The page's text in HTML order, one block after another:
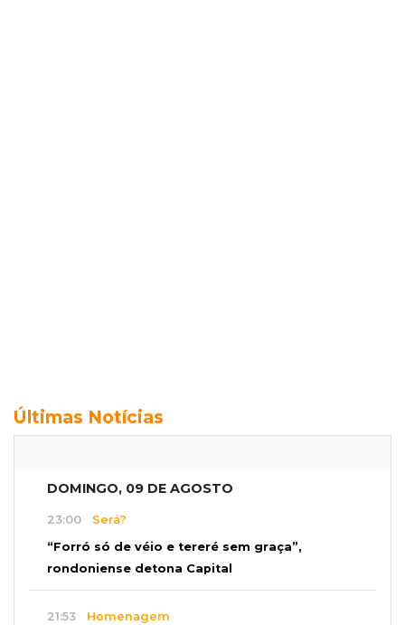
Últimas Notícias
DOMINGO, 09 DE AGOSTO
23:00 Será?
“Forró só de véio e tereré sem graça”,
rondoniense detona Capital
21:53 Homenagem